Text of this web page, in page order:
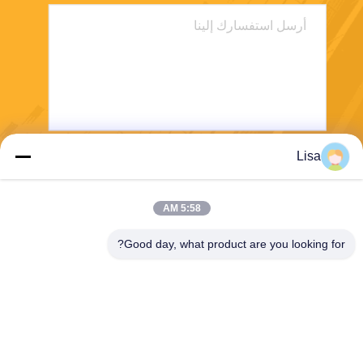
Lisa
5:58 AM
Good day, what product are you looking for?